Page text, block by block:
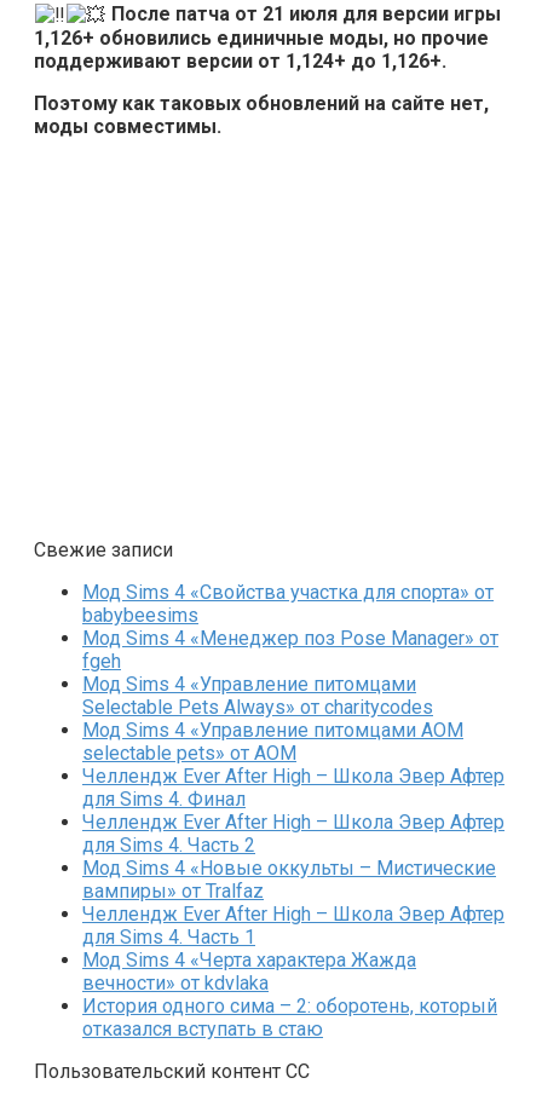
После патча от 21 июля для версии игры
1,126+ обновились единичные моды, но прочие
поддерживают версии от 1,124+ до 1,126+.
Поэтому как таковых обновлений на сайте нет,
моды совместимы.
Свежие записи
Мод Sims 4 «Свойства участка для спорта» от
babybeesims
Мод Sims 4 «Менеджер поз Pose Manager» от
fgeh
Мод Sims 4 «Управление питомцами
Selectable Pets Always» от charitycodes
Мод Sims 4 «Управление питомцами AOM
selectable pets» от AOM
Челлендж Ever After High – Школа Эвер Афтер
для Sims 4. Финал
Челлендж Ever After High – Школа Эвер Афтер
для Sims 4. Часть 2
Мод Sims 4 «Новые оккульты – Мистические
вампиры» от Tralfaz
Челлендж Ever After High – Школа Эвер Афтер
для Sims 4. Часть 1
Мод Sims 4 «Черта характера Жажда
вечности» от kdvlaka
История одного сима – 2: оборотень, который
отказался вступать в стаю
Пользовательский контент СС